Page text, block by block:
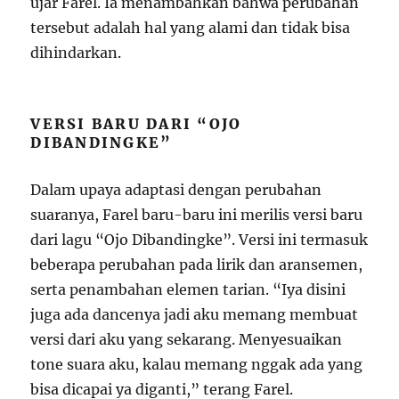
tersebut adalah hal yang alami dan tidak bisa
dihindarkan.
VERSI BARU DARI “OJO
DIBANDINGKE”
Dalam upaya adaptasi dengan perubahan
suaranya, Farel baru-baru ini merilis versi baru
dari lagu “Ojo Dibandingke”. Versi ini termasuk
beberapa perubahan pada lirik dan aransemen,
serta penambahan elemen tarian. “Iya disini
juga ada dancenya jadi aku memang membuat
versi dari aku yang sekarang. Menyesuaikan
tone suara aku, kalau memang nggak ada yang
bisa dicapai ya diganti,” terang Farel.